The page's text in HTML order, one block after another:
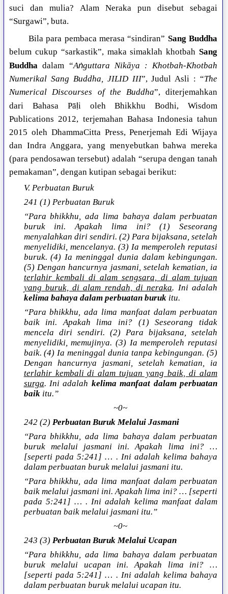
suci dan mulia? Alam Neraka pun disebut sebagai
“Surgawi”, buta.
Bila para pembaca merasa “sindiran” Sang Buddha
belum cukup “sarkastik”, maka simaklah khotbah Sang
Buddha dalam “Aṅguttara Nikāya : Khotbah-Khotbah
Numerikal Sang Buddha, JILID III”, Judul Asli : “The
Numerical Discourses of the Buddha”, diterjemahkan
dari Bahasa Pāḷi oleh Bhikkhu Bodhi, Wisdom
Publications 2012, terjemahan Bahasa Indonesia tahun
2015 oleh DhammaCitta Press, Penerjemah Edi Wijaya
dan Indra Anggara, yang menyebutkan bahwa mereka
(para pendosawan tersebut) adalah “serupa dengan tanah
pemakaman”, dengan kutipan sebagai berikut:
V. Perbuatan Buruk
241 (1) Perbuatan Buruk
“Para bhikkhu, ada lima bahaya dalam perbuatan
buruk ini. Apakah lima ini? (1) Seseorang
menyalahkan diri sendiri. (2) Para bijaksana, setelah
menyelidiki, mencelanya. (3) Ia memperoleh reputasi
buruk. (4) Ia meninggal dunia dalam kebingungan.
(5) Dengan hancurnya jasmani, setelah kematian, ia
terlahir kembali di alam sengsara, di alam tujuan
yang buruk, di alam rendah, di neraka. Ini adalah
kelima bahaya dalam perbuatan burukitu.
“Para bhikkhu, ada lima manfaat dalam perbuatan
baik ini. Apakah lima ini? (1) Seseorang tidak
mencela diri sendiri. (2) Para bijaksana, setelah
menyelidiki, memujinya. (3) Ia memperoleh reputasi
baik. (4) Ia meninggal dunia tanpa kebingungan. (5)
Dengan hancurnya jasmani, setelah kematian, ia
terlahir kembali di alam tujuan yang baik, di alam
surga. Ini adalah kelima manfaat dalam perbuatan
baikitu.”
~0~
242 (2) Perbuatan Buruk Melalui Jasmani
“Para bhikkhu, ada lima bahaya dalam perbuatan
buruk melalui jasmani ini. Apakah lima ini? …
[seperti pada 5:241] … . Ini adalah kelima bahaya
dalam perbuatan buruk melalui jasmani itu.
“Para bhikkhu, ada lima manfaat dalam perbuatan
baik melalui jasmani ini. Apakah lima ini? … [seperti
pada 5:241] … . Ini adalah kelima manfaat dalam
perbuatan baik melalui jasmani itu.”
~0~
243 (3) Perbuatan Buruk Melalui Ucapan
“Para bhikkhu, ada lima bahaya dalam perbuatan
buruk melalui ucapan ini. Apakah lima ini? …
[seperti pada 5:241] … . Ini adalah kelima bahaya
dalam perbuatan buruk melalui ucapan itu.